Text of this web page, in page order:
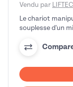
Vendu par LIFTEC
Le chariot
souplesse d'un